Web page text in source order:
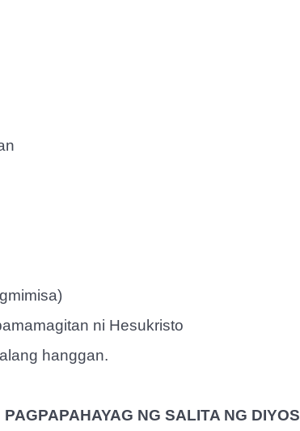
ni Hesukristo
hanggan.
PAGPAPAHAYAG NG SALITA NG DIYOS